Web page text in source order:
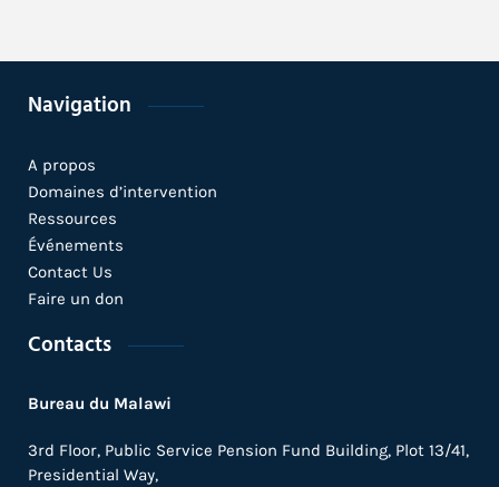
Navigation
A propos
Domaines d’intervention
Ressources
Événements
Contact Us
Faire un don
Contacts
Bureau du Malawi
3rd Floor, Public Service Pension Fund Building, Plot 13/41,
Presidential Way,